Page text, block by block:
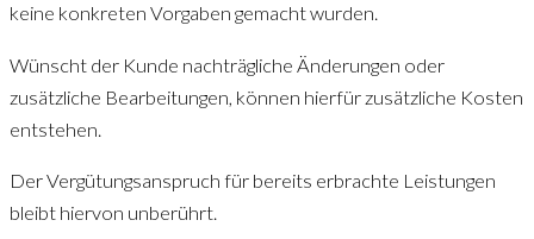
keine konkreten Vorgaben gemacht wurden.
Wünscht der Kunde nachträgliche Änderungen oder
zusätzliche Bearbeitungen, können hierfür zusätzliche Kosten
entstehen.
Der Vergütungsanspruch für bereits erbrachte Leistungen
bleibt hiervon unberührt.